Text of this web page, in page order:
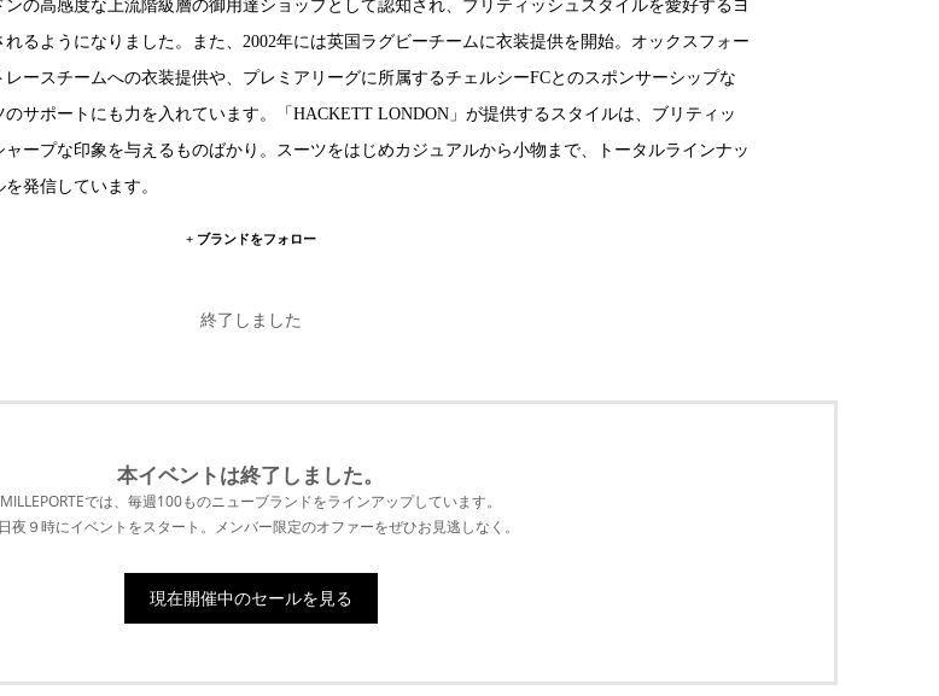
ンの高感度な上流階級層の御用達ショップとして認知され、ブリティッシュスタイルを愛好するヨ
るようになりました。また、2002年には英国ラグビーチームに衣装提供を開始。オックスフォー
レースチームへの衣装提供や、プレミアリーグに所属するチェルシーFCとのスポンサーシップな
サポートにも力を入れています。「HACKETT LONDON」が提供するスタイルは、ブリティッ
ープな印象を与えるものばかり。スーツをはじめカジュアルから小物まで、トータルラインナッ
発信しています。
+ ブランドをフォロー
終了しました
本イベントは終了 しました。
MILLEPORTEでは、毎週100ものニューブランドをラインアップしています。
夜９時にイベントをスタート。メンバー限定のオファーをぜひお見逃しなく。
現在開催中のセールを見る